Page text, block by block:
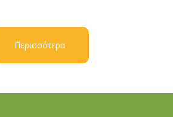
Περισσότερα